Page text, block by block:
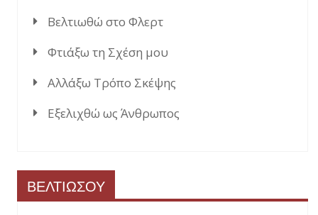
Βελτιωθώ στο Φλερτ
Φτιάξω τη Σχέση μου
Αλλάξω Τρόπο Σκέψης
Εξελιχθώ ως Άνθρωπος
ΒΕΛΤΙΩΣΟΥ